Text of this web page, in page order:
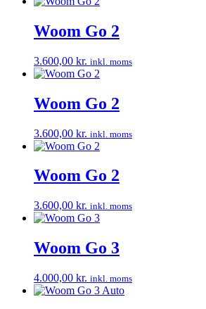
Woom Go 2
3.600,00 kr. inkl. moms
Woom Go 2
3.600,00 kr. inkl. moms
Woom Go 2
3.600,00 kr. inkl. moms
Woom Go 3
4.000,00 kr. inkl. moms